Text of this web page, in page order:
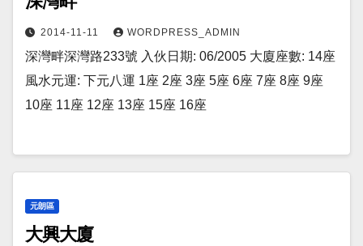
2014-11-11 WORDPRESS_ADMIN
深灣畔深灣路233號 入伙日期: 06/2005 大廈座數: 14座
風水元運: 下元八運 1座 2座 3座 5座 6座 7座 8座 9座
10座 11座 12座 13座 15座 16座
元朗區
大興大廈